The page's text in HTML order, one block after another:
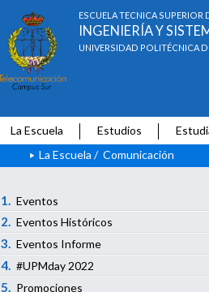
ESCUELA TÉCNICA SUPERIOR
INGENIERÍA Y
UNIVERSIDAD POLITÉCNICA
La Escuela Estudios
La Escuela / Comunicación
1. Eventos
2. Eventos Históricos
3. Eventos Informe
4. #UPMday 2022
5. Promociones